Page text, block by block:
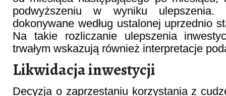
podwyższeniu w wyniku
dokonywane według ustalonej uprzednio
Na takie rozliczanie ulepszenia
trwałym wskazują również interpretacje
Likwidacja inwestycji
Decyzja o zaprzestaniu korzystania z